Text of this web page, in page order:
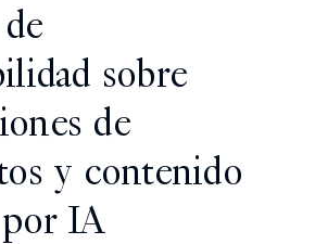
sobre
de
y contenido
IA